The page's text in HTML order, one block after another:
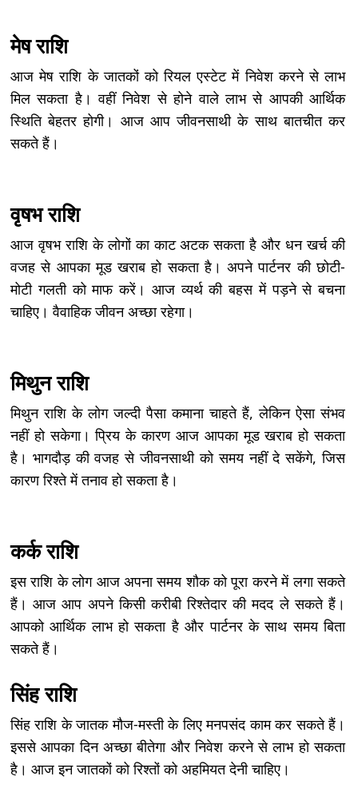
मेष राशि
आज मेष राशि के जातकों को रियल एस्टेट में निवेश करने से लाभ
मिल सकता है। वहीं निवेश से होने वाले लाभ से आपकी आर्थिक
स्थिति बेहतर होगी। आज आप जीवनसाथी के साथ बातचीत कर
सकते हैं।
वृषभ राशि
आज वृषभ राशि के लोगों का काट अटक सकता है और धन खर्च की
वजह से आपका मूड खराब हो सकता है। अपने पार्टनर की छोटी-
मोटी गलती को माफ करें। आज व्यर्थ की बहस में पड़ने से बचना
चाहिए। वैवाहिक जीवन अच्छा रहेगा।
मिथुन राशि
मिथुन राशि के लोग जल्दी पैसा कमाना चाहते हैं, लेकिन ऐसा संभव
नहीं हो सकेगा। प्रिय के कारण आज आपका मूड खराब हो सकता
है। भागदौड़ की वजह से जीवनसाथी को समय नहीं दे सकेंगे, जिस
कारण रिश्ते में तनाव हो सकता है।
कर्क राशि
इस राशि के लोग आज अपना समय शौक को पूरा करने में लगा सकते
हैं। आज आप अपने किसी करीबी रिश्तेदार की मदद ले सकते हैं।
आपको आर्थिक लाभ हो सकता है और पार्टनर के साथ समय बिता
सकते हैं।
सिंह राशि
सिंह राशि के जातक मौज-मस्ती के लिए मनपसंद काम कर सकते हैं।
इससे आपका दिन अच्छा बीतेगा और निवेश करने से लाभ हो सकता
है। आज इन जातकों को रिश्तों को अहमियत देनी चाहिए।